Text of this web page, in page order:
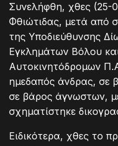
Συνελήφθη, χθες (25-
Φθιώτιδας, μετά από
της Υποδιεύθυνσης
Εγκλημάτων Βόλου
Αυτοκινητόδρομων
ημεδαπός άνδρας, σε
σε βάρος άγνωστων,
σχηματίστηκε
Ειδικότερα, χθες το